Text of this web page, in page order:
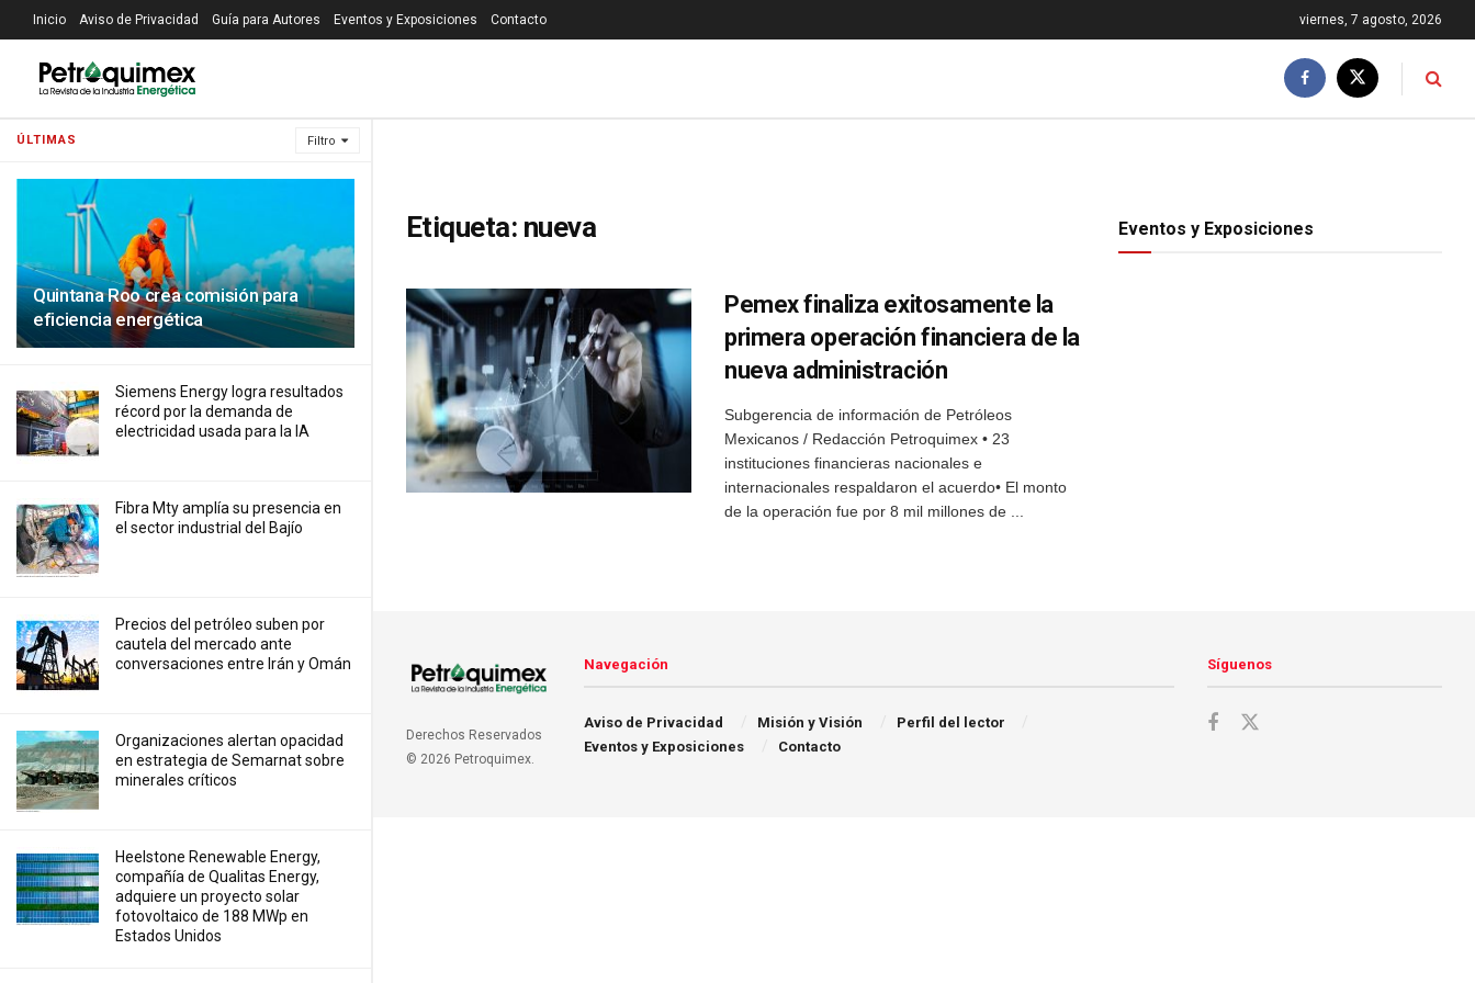
ÚLTIMAS Filtro
Quintana Roo crea comisión para
eficiencia energética
Siemens Energy logra resultados
récord por la demanda de
electricidad usada para la IA
Fibra Mty amplía su presencia en
el sector industrial del Bajío
Precios ⁠del petróleo suben por
cautela del mercado ante
conversaciones entre Irán y Omán
Organizaciones alertan opacidad
en estrategia de Semarnat sobre
minerales críticos
Heelstone Renewable Energy,
compañía de Qualitas Energy,
adquiere un proyecto solar
fotovoltaico de 188 MWp en
Estados Unidos
Inicio Aviso de Privacidad Guía para Autores Eventos y Exposiciones Contacto viernes, 7 agosto, 2026
Etiqueta: nueva
Pemex finaliza exitosamente la
primera operación financiera de la
nueva administración
Subgerencia de información de Petróleos
Mexicanos / Redacción Petroquimex • 23
instituciones financieras nacionales e
internacionales respaldaron el acuerdo• El monto
de la operación fue por 8 mil millones de ...
Eventos y Exposiciones
Derechos Reservados
© 2026 Petroquimex.
Navegación
Aviso de Privacidad Misión y Visión
Perfil del lector
Eventos y Exposiciones
Contacto
Síguenos